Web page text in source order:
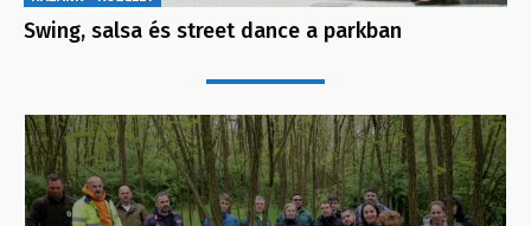
Swing, salsa és street dance a parkban